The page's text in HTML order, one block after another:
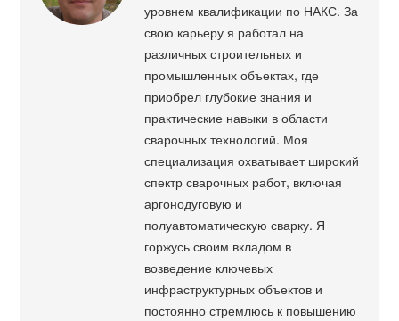
уровнем квалификации по НАКС. За
свою карьеру я работал на
различных строительных и
промышленных объектах, где
приобрел глубокие знания и
практические навыки в области
сварочных технологий. Моя
специализация охватывает широкий
спектр сварочных работ, включая
аргонодуговую и
полуавтоматическую сварку. Я
горжусь своим вкладом в
возведение ключевых
инфраструктурных объектов и
постоянно стремлюсь к повышению